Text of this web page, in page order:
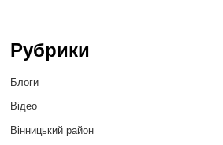
Рубрики
Блоги
Відео
Вінницький район